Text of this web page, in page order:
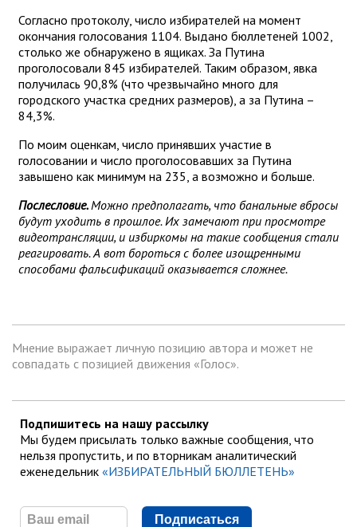
Согласно протоколу, число избирателей на момент
окончания голосования 1104. Выдано бюллетеней 1002,
столько же обнаружено в ящиках. За Путина
проголосовали 845 избирателей. Таким образом, явка
получилась 90,8% (что чрезвычайно много для
городского участка средних размеров), а за Путина –
84,3%.
По моим оценкам, число принявших участие в
голосовании и число проголосовавших за Путина
завышено как минимум на 235, а возможно и больше.
Послесловие.Можно предполагать, что банальные вбросы
будут уходить в прошлое. Их замечают при просмотре
видеотрансляции, и избиркомы на такие сообщения стали
реагировать. А вот бороться с более изощренными
способами фальсификаций оказывается сложнее.
Мнение выражает личную позицию автора и может не
совпадать с позицией движения «Голос».
Подпишитесь на нашу рассылку
Мы будем присылать только важные сообщения, что
нельзя пропустить, и по вторникам аналитический
еженедельник «ИЗБИРАТЕЛЬНЫЙ БЮЛЛЕТЕНЬ»
Подписаться